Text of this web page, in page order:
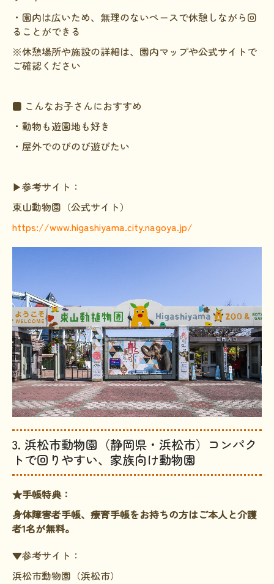
・園内は広いため、無理のないペースで休憩しながら回
ることができる
※休憩場所や施設の詳細は、園内マップや公式サイトで
ご確認ください
■ こんなお子さんにおすすめ
・動物も遊園地も好き
・屋外でのびのび遊びたい
▶参考サイト：
東山動物園（公式サイト）
https://www.higashiyama.city.nagoya.jp/
3. 浜松市動物園（静岡県・浜松市）コンパク
トで回りやすい、家族向け動物園
★手帳特典：
身体障害者手帳、療育手帳をお持ちの方はご本人と介護
者1名が無料。
▼参考サイト：
浜松市動物園（浜松市）